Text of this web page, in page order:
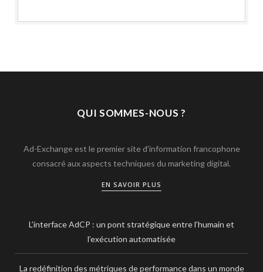
QUI SOMMES-NOUS ?
Ad-Exchange est le premier site d’information francophone
consacré aux aspects techniques du marketing digital.
EN SAVOIR PLUS
L’interface AdCP : un pont stratégique entre l’humain et
l’exécution automatisée
La redéfinition des métriques de performance dans un monde